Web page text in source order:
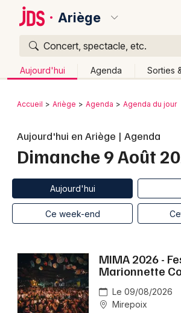
Ariège
Concert, spectacle, etc.
Aujourd'hui Agenda Sorties
Publier un événement
Grands événements
Activité & Expérience
Foires & salons
Spectacles
Colmar
Lille
Lyon
Marseille
Mulhouse
Montpellier
Nantes
Retour
Accueil Ariège Agenda Agenda du jour
Aujourd'hui en Ariège | Agenda
Dimanche 9 Août
Aujourd'hui
Ce week-end
MIMA 2026 -
Marionnette
Le 09/08/2026
Mirepoix
Quoi ?
Où ?
Changer de lieu
Quand ?
Aujourd'hui
Demain Ce week-end